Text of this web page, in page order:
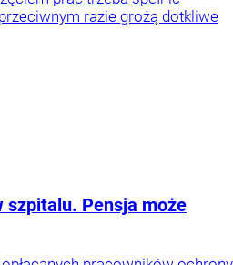
razie grożą dotkliwe
szpitalu. Pensja może